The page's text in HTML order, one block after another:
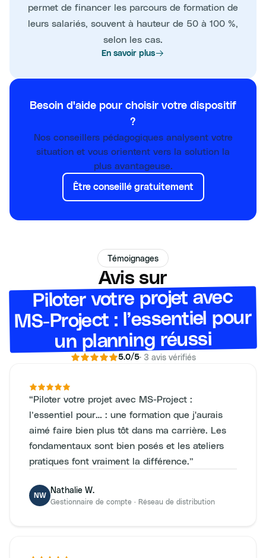
permet de financer les parcours de formation de
leurs salariés, souvent à hauteur de 50 à 100 %,
selon les cas.
En savoir plus
Besoin d'aide pour choisir votre dispositif
?
Nos conseillers pédagogiques analysent votre
situation et vous orientent vers la solution la
plus avantageuse.
Être conseillé gratuitement
Témoignages
Avis sur
Piloter votre projet avec
MS-Project : l’essentiel pour
un planning réussi
5.0/5· 3 avis vérifiés
“Piloter votre projet avec MS-Project :
l’essentiel pour… : une formation que j'aurais
aimé faire bien plus tôt dans ma carrière. Les
fondamentaux sont bien posés et les ateliers
pratiques font vraiment la différence.”
NW
Nathalie W.
Gestionnaire de compte · Réseau de distribution